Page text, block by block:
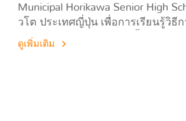
Municipal Horikawa Senior High
วโต ประเทศญี่ปุ่น เพื่อการเรียนรู้วิธีก
ของสถานประกอบกิจการชั้นนำ และ
กระบวนการการผลิตของบริษัทฯ
ดูเพิ่มเติม